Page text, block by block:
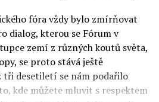
fóra vždy bylo zmírňovat
dialog, kterou se Fórum v
zemí z různých koutů světa,
se proto stává ještě
tři desetiletí se nám podařilo
kde můžete mluvit s respektem